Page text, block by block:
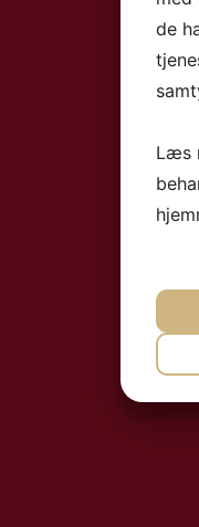
de
Læs